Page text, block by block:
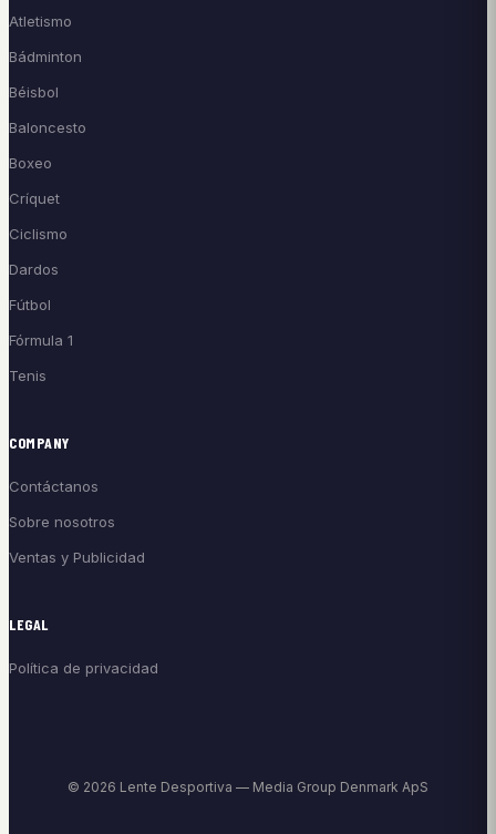
Atletismo
Bádminton
Béisbol
Baloncesto
Boxeo
Críquet
Ciclismo
Dardos
Fútbol
Fórmula 1
Tenis
COMPANY
Contáctanos
Sobre nosotros
Ventas y Publicidad
LEGAL
Política de privacidad
© 2026 Lente Desportiva — Media Group Denmark ApS